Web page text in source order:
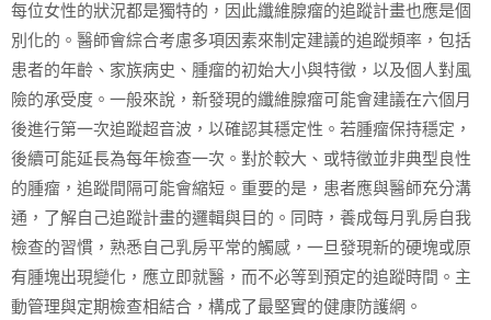
每位女性的狀況都是獨特的，因此纖維腺瘤的追蹤計畫也應是個
別化的。醫師會綜合考慮多項因素來制定建議的追蹤頻率，包括
患者的年齡、家族病史、腫瘤的初始大小與特徵，以及個人對風
險的承受度。一般來說，新發現的纖維腺瘤可能會建議在六個月
後進行第一次追蹤超音波，以確認其穩定性。若腫瘤保持穩定，
後續可能延長為每年檢查一次。對於較大、或特徵並非典型良性
的腫瘤，追蹤間隔可能會縮短。重要的是，患者應與醫師充分溝
通，了解自己追蹤計畫的邏輯與目的。同時，養成每月乳房自我
檢查的習慣，熟悉自己乳房平常的觸感，一旦發現新的硬塊或原
有腫塊出現變化，應立即就醫，而不必等到預定的追蹤時間。主
動管理與定期檢查相結合，構成了最堅實的健康防護網。